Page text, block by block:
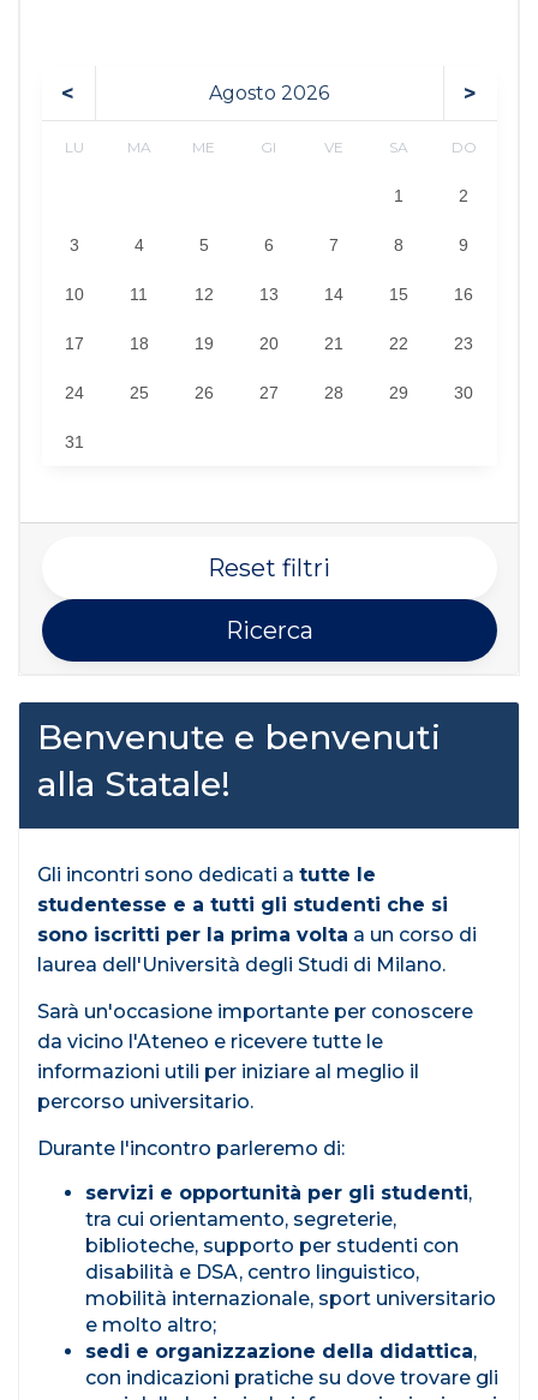
< >
Agosto 2026
LU MA ME GI VE SA DO
1 2
3 4 5 6 7 8 9
10 11 12 13 14 15 16
17 18 19 20 21 22 23
24 25 26 27 28 29 30
31
Reset filtri
Ricerca
Benvenute e benvenuti
alla Statale!
Gli incontri sono dedicati a tutte le
studentesse e a tutti gli studenti che si
sono iscritti per la prima volta a un corso di
laurea dell'Università degli Studi di Milano.
Sarà un'occasione importante per conoscere
da vicino l'Ateneo e ricevere tutte le
informazioni utili per iniziare al meglio il
percorso universitario.
Durante l'incontro parleremo di:
servizi e opportunità per gli studenti,
tra cui orientamento, segreterie,
biblioteche, supporto per studenti con
disabilità e DSA, centro linguistico,
mobilità internazionale, sport universitario
e molto altro;
sedi e organizzazione della didattica,
con indicazioni pratiche su dove trovare gli